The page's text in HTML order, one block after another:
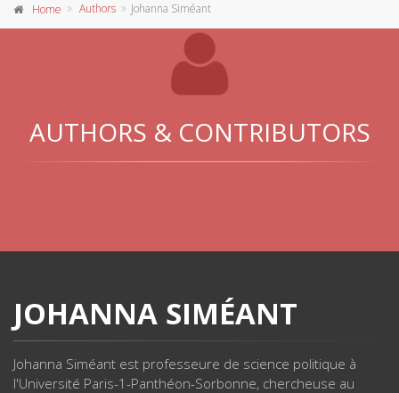
Home Authors Johanna Siméant
AUTHORS & CONTRIBUTORS
JOHANNA SIMÉANT
Johanna Siméant est professeure de science politique à
l'Université Paris-1-Panthéon-Sorbonne, chercheuse au